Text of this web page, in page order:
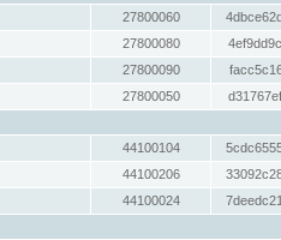
27800060
27800080
27800090
27800050
44100104
44100206
44100024